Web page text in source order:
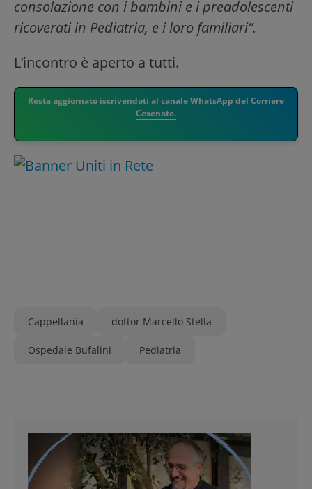
consolazione con i bambini e i preadolescenti
ricoverati in Pediatria, e i loro familiari”.
L’incontro è aperto a tutti.
Resta aggiornato iscrivendoti al canale WhatsApp del Corriere
Cesenate.
Cappellania dottor Marcello Stella
Ospedale Bufalini Pediatria